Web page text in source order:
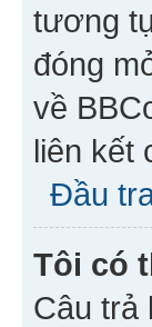
tương
đóng
về
liên kết
Đầu
Tôi có
Câu trả